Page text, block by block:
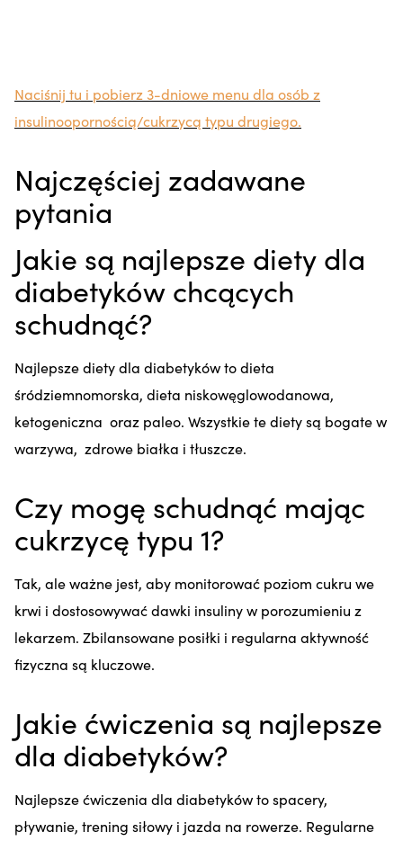
Naciśnij tu i pobierz 3-dniowe menu dla osób z
insulinoopornością/cukrzycą typu drugiego.
Najczęściej zadawane
pytania
Jakie są najlepsze diety dla
diabetyków chcących
schudnąć?
Najlepsze diety dla diabetyków to dieta
śródziemnomorska, dieta niskowęglowodanowa,
ketogeniczna oraz paleo. Wszystkie te diety są bogate w
warzywa, zdrowe białka i tłuszcze.
Czy mogę schudnąć mając
cukrzycę typu 1?
Tak, ale ważne jest, aby monitorować poziom cukru we
krwi i dostosowywać dawki insuliny w porozumieniu z
lekarzem. Zbilansowane posiłki i regularna aktywność
fizyczna są kluczowe.
Jakie ćwiczenia są najlepsze
dla diabetyków?
Najlepsze ćwiczenia dla diabetyków to spacery,
pływanie, trening siłowy i jazda na rowerze. Regularne